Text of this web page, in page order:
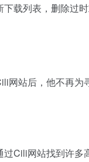
载列表，删除过
站后，他不再
Cili网站找到许